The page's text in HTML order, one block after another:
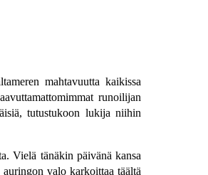
mahtavuutta kaikissa
runoilijan
tutustukoon lukija niihin
Vielä tänäkin päivänä kansa
valo karkoittaa täältä